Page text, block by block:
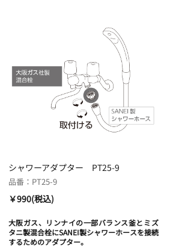
シャワーアダプター PT25-9
品番：PT25-9
￥990(税込)
大阪ガス、リンナイの一部バランス釜とミズ
タニ製混合栓にSANEI製シャワーホースを接続
するためのアダプター。